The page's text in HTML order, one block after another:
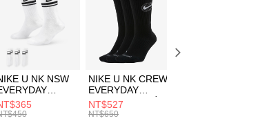
流程】
先享後付」後，將跳轉至「AFTEE先享後
證並確認金額後，即可完成結帳。
收到繳費通知簡訊。
天內，點擊此簡訊中的連結，可透過四大超商
方式進行付款，方視為交易完成。
下不需立刻繳費，但若您需要取消訂單，請聯
家同意取消之訂單仍視為有效，需透過AFTEE
含以上)免運費
含以上)免運費
休閒鞋 4折起
｜鞋服6折起
U NK NSW
CR
女 短統襪
NIKE U NK CREW
EVERYDAY
BBALL 3PR 男女
長統襪
NT$527
NT$650